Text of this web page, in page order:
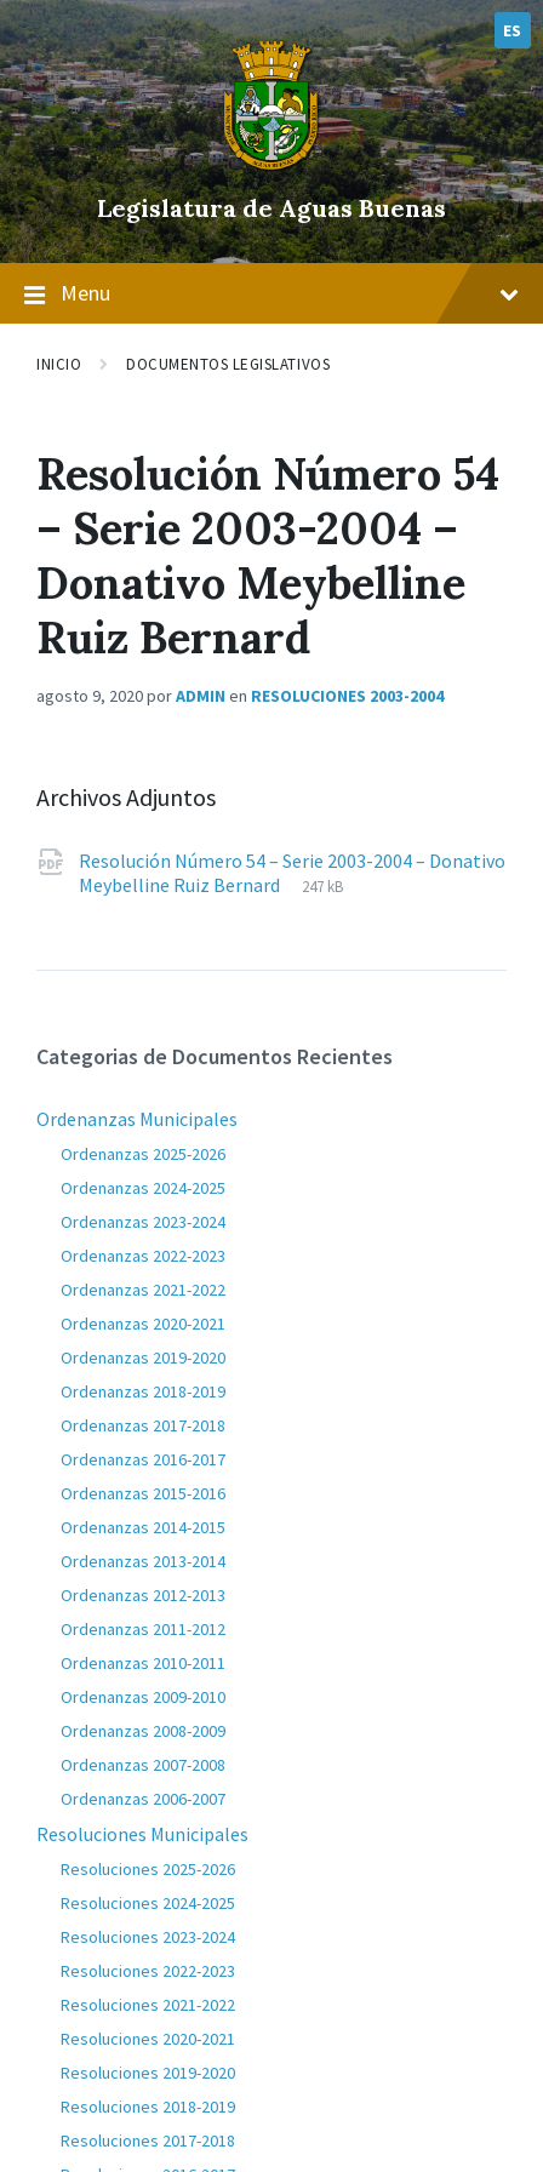
Skip
to
content
Skip
to
main
navigation
Skip
to
footer
ES
Legislatura de Aguas Buenas
Menu
INICIO DOCUMENTOS LEGISLATIVOS
Resolución Número 54
– Serie 2003-2004 –
Donativo Meybelline
Ruiz Bernard
agosto 9, 2020porADMIN en RESOLUCIONES 2003-2004
Archivos Adjuntos
Resolución Número 54 – Serie 2003-2004 – Donativo
Meybelline Ruiz Bernard
Extensiones
pdf
Tamaño
247 kB
Categorias de Documentos Recientes
Ordenanzas Municipales
Ordenanzas 2025-2026
Ordenanzas 2024-2025
Ordenanzas 2023-2024
Ordenanzas 2022-2023
Ordenanzas 2021-2022
Ordenanzas 2020-2021
Ordenanzas 2019-2020
Ordenanzas 2018-2019
Ordenanzas 2017-2018
Ordenanzas 2016-2017
Ordenanzas 2015-2016
Ordenanzas 2014-2015
Ordenanzas 2013-2014
Ordenanzas 2012-2013
Ordenanzas 2011-2012
Ordenanzas 2010-2011
Ordenanzas 2009-2010
Ordenanzas 2008-2009
Ordenanzas 2007-2008
Ordenanzas 2006-2007
Resoluciones Municipales
Resoluciones 2025-2026
Resoluciones 2024-2025
Resoluciones 2023-2024
Resoluciones 2022-2023
Resoluciones 2021-2022
Resoluciones 2020-2021
Resoluciones 2019-2020
Resoluciones 2018-2019
Resoluciones 2017-2018